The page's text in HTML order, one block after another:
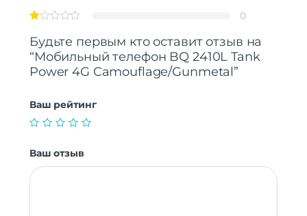
0
Будьте первым кто оставит отзыв на
“Мобильный телефон BQ 2410L Tank
Power 4G Camouflage/Gunmetal”
Ваш рейтинг
Ваш отзыв